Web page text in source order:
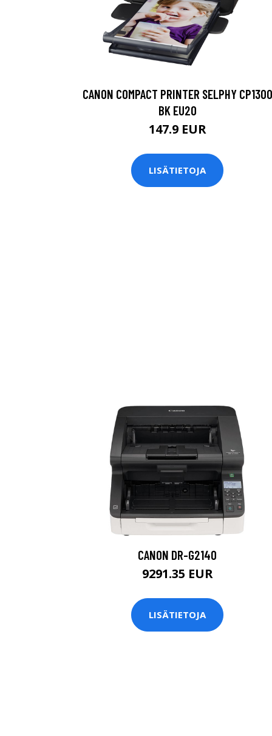
CANON COMPACT PRINTER SELPHY CP1300
BK EU20
147.9 EUR
LISÄTIETOJA
CANON DR-G2140
9291.35 EUR
LISÄTIETOJA